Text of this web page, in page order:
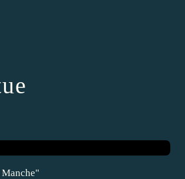
Manche"